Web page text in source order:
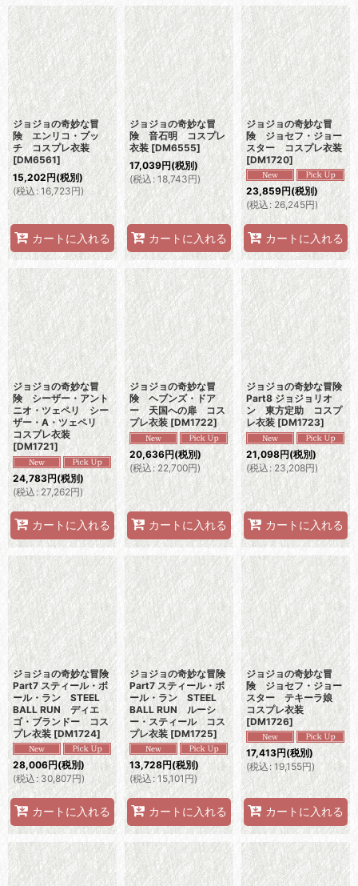
ジョジョの奇妙な冒
険 エンリコ・プッ
チ コスプレ衣装
[DM6561]
15,202円(税別)
(税込: 16,723円)
カートに入れる
ジョジョの奇妙な冒
険 音石明 コスプレ
衣装 [DM6555]
17,039円(税別)
(税込 : 18,743円)
カートに入れる
ジョジョの奇妙な冒
険 ジョセフ・ジョー
スター コスプレ衣装
[DM1720]
23,859円(税別)
(税込: 26,245円)
カートに入れる
ジョジョの奇妙な冒
険 シーザー・アント
ニオ・ツェペリ シー
ザー・A・ツェペリ
コスプレ衣装
[DM1721]
24,783円(税別)
(税込 : 27,262円)
カートに入れる
ジョジョの奇妙な冒
険 ヘブンズ・ドア
ー 天国への扉 コス
プレ衣装 [DM1722]
20,636円(税別)
(税込: 22,700円)
カートに入れる
ジョジョの奇妙な冒険
Part8 ジョジョリオ
ン 東方定助 コスプ
レ衣装 [DM1723]
21,098円(税別)
(税込: 23,208円)
カートに入れる
ジョジョの奇妙な冒険
Part7 スティール・ボ
ール・ラン STEEL
BALL RUN ディエ
ゴ・ブランドー コス
プレ衣装 [DM1724]
28,006円(税別)
(税込 : 30,807円)
カートに入れる
ジョジョの奇妙な冒険
Part7 スティール・ボ
ール・ラン STEEL
BALL RUN ルーシ
ー・スティール コス
プレ衣装 [DM1725]
13,728円(税別)
(税込 : 15,101円)
カートに入れる
ジョジョの奇妙な冒
険 ジョセフ・ジョー
スター テキーラ娘
コスプレ衣装
[DM1726]
17,413円(税別)
(税込: 19,155円)
カートに入れる